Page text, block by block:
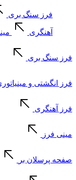
فرز سنگ بری
آهنگری
فرز سنگ بری
فرز انگشتی و
فرز آهنگری
مینی فرز
صفحه پرسلان بر